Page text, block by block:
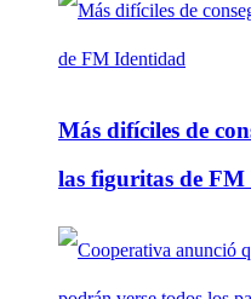
Más difíciles de
las figuritas de